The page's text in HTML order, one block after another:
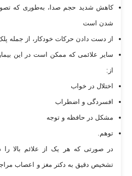
کاهش شدید حجم صدا، به‌طوری که
شدن است
از دست دادن حرکات خودکار، از جمله
سایر علائمی که ممکن است در این
از:
اختلال در خواب
افسردگی و اضطراب
مشکل در حافظه و توجه
توهم.
در صورتی که هر یک از علائم بالا را
تشخیص دقیق به دکتر مغز و اعصاب